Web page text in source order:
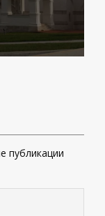
публикации